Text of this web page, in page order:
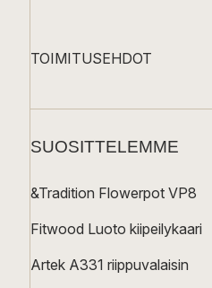
TOIMITUSEHDOT
SUOSITTELEMME
&Tradition Flowerpot VP8
Fitwood Luoto kiipeilykaari
Artek A331 riippuvalaisin